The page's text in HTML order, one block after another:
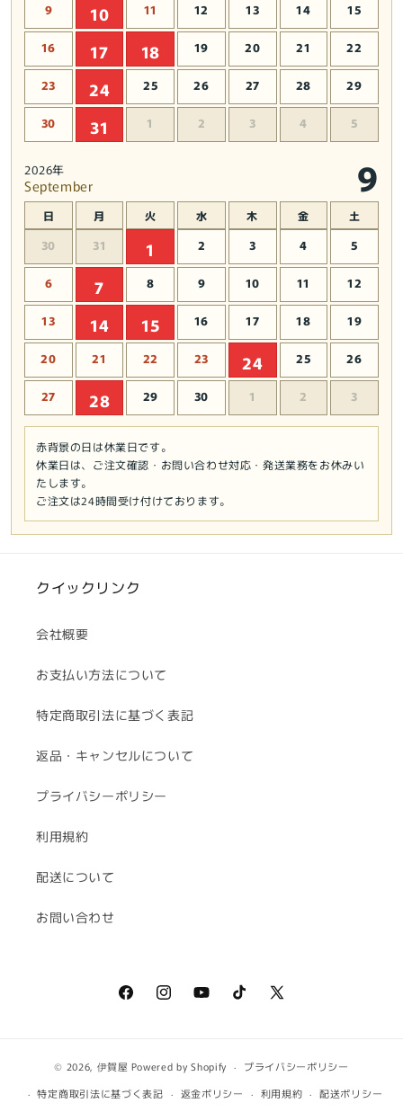
9 10 11 12 13 14 15
16 17 18 19 20 21 22
23 24 25 26 27 28 29
30 31 1 2 3 4 5
2026年
September 9
日 月 火 水 木 金 土
30 31 1 2 3 4 5
6 7 8 9 10 11 12
13 14 15 16 17 18 19
20 21 22 23 24 25 26
27 28 29 30 1 2 3
赤背景の日は休業日です。
休業日は、ご注文確認・お問い合わせ対応・発送業務をお休みい
たします。
ご注文は24時間受け付けております。
クイックリンク
会社概要
お支払い方法について
特定商取引法に基づく表記
返品・キャンセルについて
プライバシーポリシー
利用規約
配送について
お問い合わせ
FacebookInstagramYouTubeTikTok
X
© 2026, 伊賀屋 Powered by Shopify
プライバシーポリシー
特定商取引法に基づく表記
返金ポリシー 利用規約 配送ポリシー